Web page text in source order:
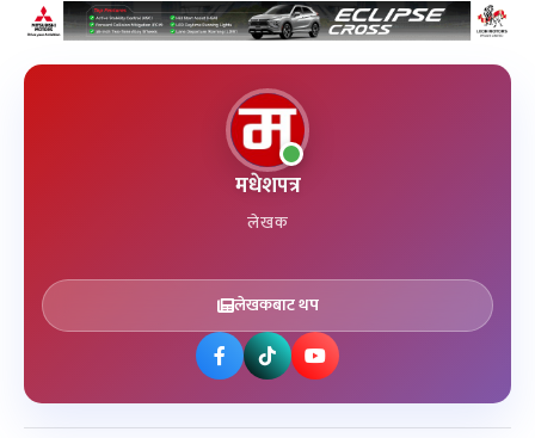
मधेशपत्र
लेखक
लेखकबाट थप